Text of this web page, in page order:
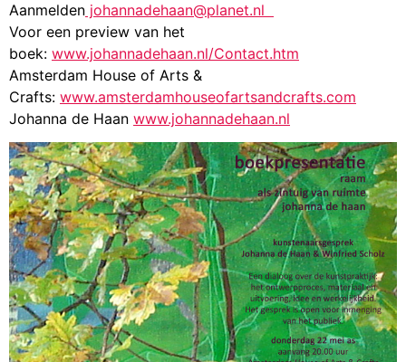
Aanmelden johannadehaan@planet.nl
Voor een preview van het
boek: www.johannadehaan.nl/Contact.htm
Amsterdam House of Arts &
Crafts: www.amsterdamhouseofartsandcrafts.com
Johanna de Haan www.johannadehaan.nl